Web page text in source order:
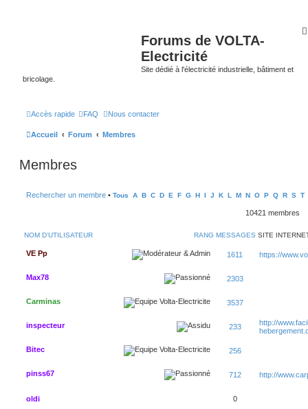
Forums de VOLTA-
Electricité
Site dédié à l'électricité industrielle, bâtiment et
bricolage.
Accès rapide FAQ Nous contacter
Accueil Forum Membres
Membres
Rechercher un membre • Tous A B C D E F G H I J K L M N O P Q R S T
10421 membres
RANG
NOM D’UTILISATEUR MESSAGES SITE
VE Pp 1611 https://
Max78 2303
Carminas 3537
inspecteur 233
http://
Bitec 256
pinss67 712 http://
oldi 0